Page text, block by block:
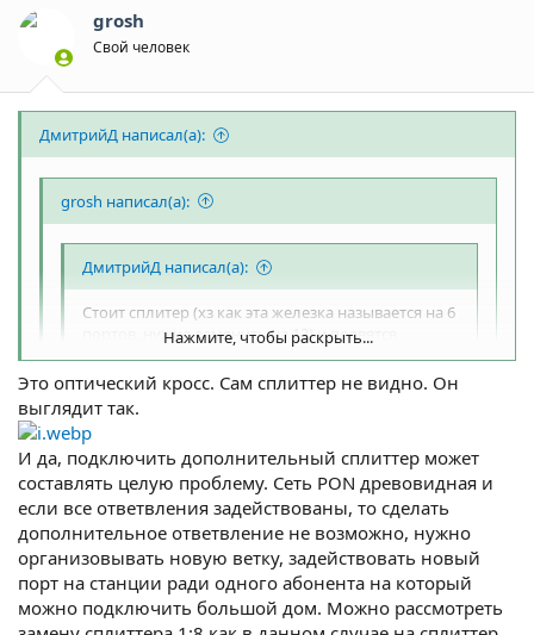
grosh
Свой человек
ДмитрийД написал(а):
grosh написал(а):
ДмитрийД написал(а):
Стоит сплитер (хз как эта железка называется на 6
портов, нужно заменить на 12) и появятся
возможности.Нажмите, чтобы раскрыть...
Сплиттеры бывают на 2-4-8-16-32-64 порта. На 6 и 12 не
бывают.
Спасибо, буду знать ! Очень важная для меня информация
А теперь по делу : с первого дня обращения (28.06.2025)
стало известно что нужен вот сюда уплотнитель. До сих пор
никак не решается вопрос. Были звонки от КТ, все
служебные записки написаны, все знают что и как сделать и
мне обьяснили. Сказали подождать, но сколько - никто не
знает. Вопрос : это такая супер редкая штуковина? или она
дорого стоит? Или может очередь на них ? Я в недоумении...
Нажмите, чтобы раскрыть...
Это оптический кросс. Сам сплиттер не видно. Он
выглядит так.
И да, подключить дополнительный сплиттер может
составлять целую проблему. Сеть PON древовидная и
если все ответвления задействованы, то сделать
дополнительное ответвление не возможно, нужно
организовывать новую ветку, задействовать новый
порт на станции ради одного абонента на который
можно подключить большой дом. Можно рассмотреть